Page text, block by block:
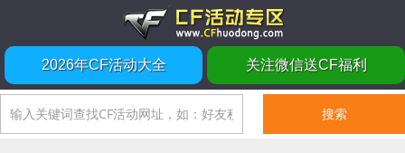
2026年CF活动大全 关注微信送CF福利